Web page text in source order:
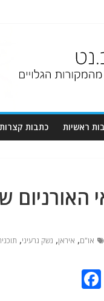
ראשיות כתבות קצרות
או"ם, איראן, נשק גרעיני,
T